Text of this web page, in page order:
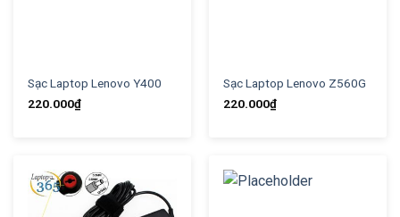
Sạc Laptop Lenovo Y400
220.000₫
Sạc Laptop Lenovo Z560G
220.000₫